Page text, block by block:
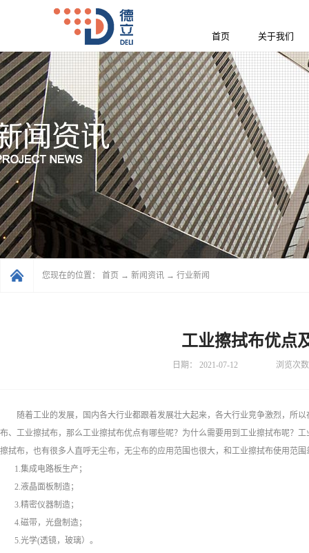
首页 关于我们
您现在的位置： 首页 → 新闻资讯 → 行业新闻
工业擦拭布优点
日期： 2021-07-12 浏览次
随着工业的发展，国内各大行业都跟着发展壮大起来，各大行业竞争激烈，所
布、工业擦拭布，那么工业擦拭布优点有哪些呢？为什么需要用到工业擦拭布呢？
擦拭布，也有很多人直呼无尘布，无尘布的应用范围也很大，和工业擦拭布使用范
1.集成电路板生产；
2.液晶面板制造；
3.精密仪器制造；
4.磁带，光盘制造；
5.光学(透镜，玻璃）。